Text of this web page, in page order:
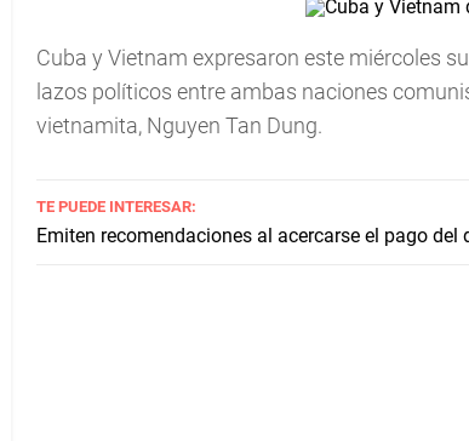
Cuba y Vietnam expresaron este miércoles
lazos políticos entre ambas naciones
vietnamita, Nguyen Tan Dung.
TE PUEDE INTERESAR:
Emiten recomendaciones al acercarse el pago del